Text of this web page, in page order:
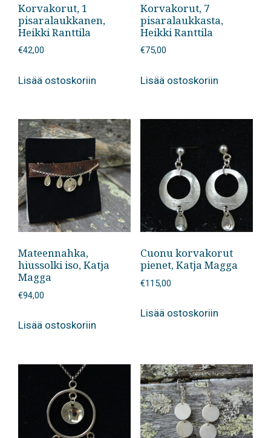
Korvakorut, 1
pisaralaukkanen,
Heikki Ranttila
€42,00
Lisää ostoskoriin
Korvakorut, 7
pisaralaukkasta,
Heikki Ranttila
€75,00
Lisää ostoskoriin
Mateennahka,
hiussolki iso, Katja
Magga
€94,00
Lisää ostoskoriin
Cuonu korvakorut
pienet, Katja Magga
€115,00
Lisää ostoskoriin